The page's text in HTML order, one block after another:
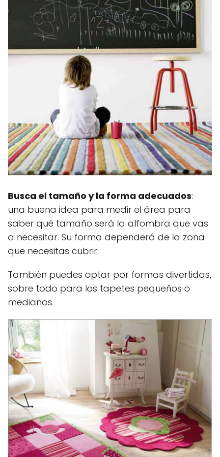
Busca el tamaño y la forma adecuados:
una buena idea para medir el área para
saber qué tamaño será la alfombra que vas
a necesitar. Su forma dependerá de la zona
que necesitas cubrir.
También puedes optar por formas divertidas,
sobre todo para los tapetes pequeños o
medianos.